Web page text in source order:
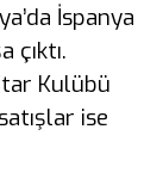
İspanya
çıktı.
Kulübü
ise